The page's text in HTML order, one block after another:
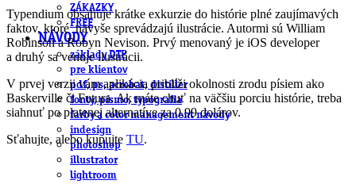
ZÁKAZKY
FREE
NÁVODY
základy DTP
pre klientov
pdf, ps, acrobat, distiller
fonty, písmo, typografia
farby a color management návody
indesign
photoshop
illustrator
lightroom
Typendium obsahuje krátke exkurzie do histórie plné zaujímavých
faktov, ktoré navyše sprevádzajú ilustrácie. Autormi sú William
Robinson a Robyn Nevison. Prvý menovaný je iOS developer
a druhý sa venuje ilustrácii.
V prvej verzii vám aplikácia priblíži okolnosti zrodu písiem ako
Baskerville či Futura. Ak máte chuť na väčšiu porciu histórie, treba
siahnuť po platenej alternatíve za 0,99 dolárov.
Sťahujte, alebo kupujte TU.